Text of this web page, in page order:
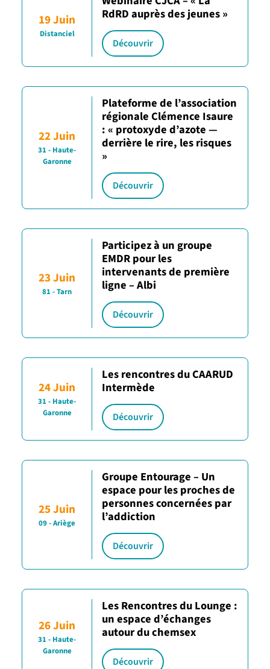
19 Juin
Distanciel
RdRD auprès des jeunes »
Découvrir
22 Juin
31 - Haute-
Garonne
Plateforme de l’association
régionale Clémence Isaure
: « protoxyde d’azote —
derrière le rire, les risques
»
Découvrir
23 Juin
81 - Tarn
Participez à un groupe
EMDR pour les
intervenants de première
ligne – Albi
Découvrir
24 Juin
31 - Haute-
Garonne
Les rencontres du CAARUD
Intermède
Découvrir
25 Juin
09 - Ariège
Groupe Entourage – Un
espace pour les proches de
personnes concernées par
l’addiction
Découvrir
26 Juin
31 - Haute-
Garonne
Les Rencontres du Lounge :
un espace d’échanges
autour du chemsex
Découvrir